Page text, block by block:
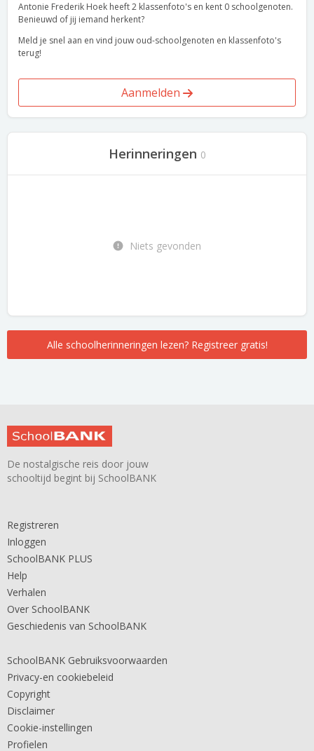
Antonie Frederik Hoek heeft 2 klassenfoto's en kent 0 schoolgenoten.
Benieuwd of jij iemand herkent?
Meld je snel aan en vind jouw oud-schoolgenoten en klassenfoto's
terug!
Aanmelden
Herinneringen 0
Niets gevonden
Alle schoolherinneringen lezen? Registreer gratis!
De nostalgische reis door jouw
schooltijd begint bij SchoolBANK
Registreren
Inloggen
SchoolBANK PLUS
Help
Verhalen
Over SchoolBANK
Geschiedenis van SchoolBANK
SchoolBANK Gebruiksvoorwaarden
Privacy-en cookiebeleid
Copyright
Disclaimer
Cookie-instellingen
Profielen